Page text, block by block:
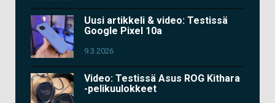
Uusi artikkeli & video: Testissä
Google Pixel 10a
9.3.2026
Video: Testissä Asus ROG Kithara
-pelikuulokkeet